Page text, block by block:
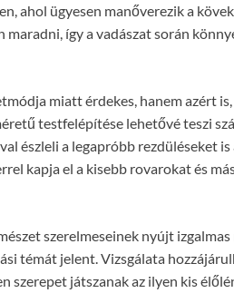
ahol ügyesen manőverezik a
maradni, így a vadászat során
miatt érdekes, hanem azért
testfelépítése lehetővé teszi
észleli a legapróbb rezdüléseket
kapja el a kisebb rovarokat és
szerelmeseinek nyújt
témát jelent. Vizsgálata
szerepet játszanak az ilyen kis